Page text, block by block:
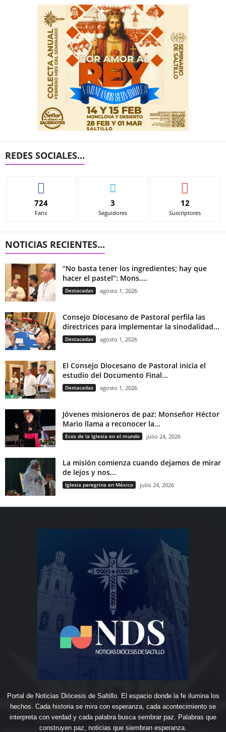
REDES SOCIALES...
724
Fans
3
Seguidores
12
Suscriptores
NOTICIAS RECIENTES...
“No basta tener los ingredientes; hay que
hacer el pastel”: Mons....
Destacadas agosto 1, 2026
Consejo Diocesano de Pastoral perfila las
directrices para implementar la sinodalidad...
Destacadas agosto 1, 2026
El Consejo Diocesano de Pastoral inicia el
estudio del Documento Final...
Destacadas agosto 1, 2026
Jóvenes misioneros de paz: Monseñor Héctor
Mario llama a reconocer la...
Ecos de la Iglesia en el mundo julio 24, 2026
La misión comienza cuando dejamos de mirar
de lejos y nos...
Iglesia peregrina en México julio 24, 2026
Portal de Noticias Diócesis de Saltillo. El espacio donde la fe ilumina los
hechos. Cada historia se mira con esperanza, cada acontecimiento se
interpreta con verdad y cada palabra busca sembrar paz. Palabras que
construyen paz, noticias que siembran esperanza.